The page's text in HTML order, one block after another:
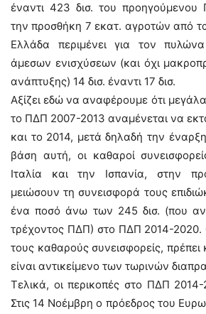
έναντι 423 δισ. του
την προσθήκη 7 εκατ. αγροτών από
Ελλάδα περιμένει για τον
άμεσων ενισχύσεων (και όχι
ανάπτυξης) 14 δισ. έναντι 17 δισ.
Αξίζει εδώ να αναφέρουμε ότι
το ΠΔΠ 2007-2013 αναμένεται να
και το 2014, μετά δηλαδή την
βάση αυτή, οι καθαροί
Ιταλία και την Ισπανία, στην
μειώσουν τη συνεισφορά τους
ένα ποσό άνω των 245 δισ. (που
τρέχοντος ΠΔΠ) στο ΠΔΠ 2014-
τους καθαρούς συνεισφορείς,
είναι αντικείμενο των τωρινών
Τελικά, οι περικοπές στο ΠΔΠ 2014-
Στις 14 Νοέμβρη ο πρόεδρος του